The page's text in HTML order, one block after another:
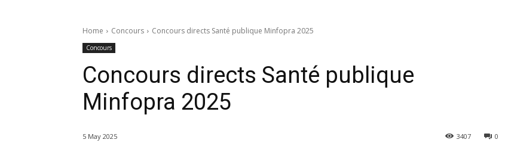
Home Concours Concours directs Santé publique Minfopra 2025
Concours
Concours directs Santé publique
Minfopra 2025
5 May 2025 0
3407